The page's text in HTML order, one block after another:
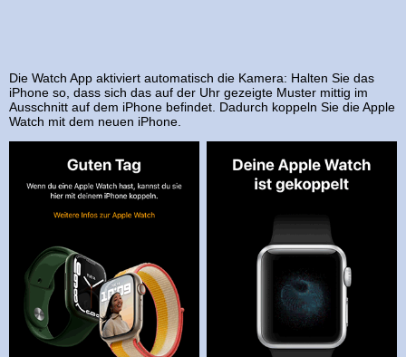
Die Watch App aktiviert automatisch die Kamera: Halten Sie das
iPhone so, dass sich das auf der Uhr gezeigte Muster mittig im
Ausschnitt auf dem iPhone befindet. Dadurch koppeln Sie die Apple
Watch mit dem neuen iPhone.